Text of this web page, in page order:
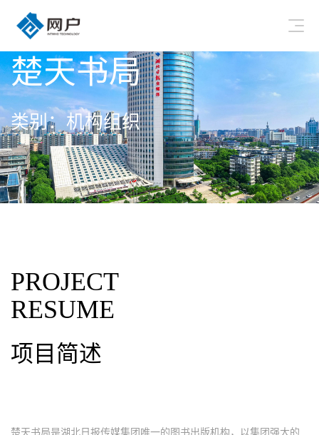
楚天书局
类别：机构组织
PROJECT
RESUME
项目简述
楚天书局是湖北日报传媒集团唯一的图书出版机构，以集团强大的